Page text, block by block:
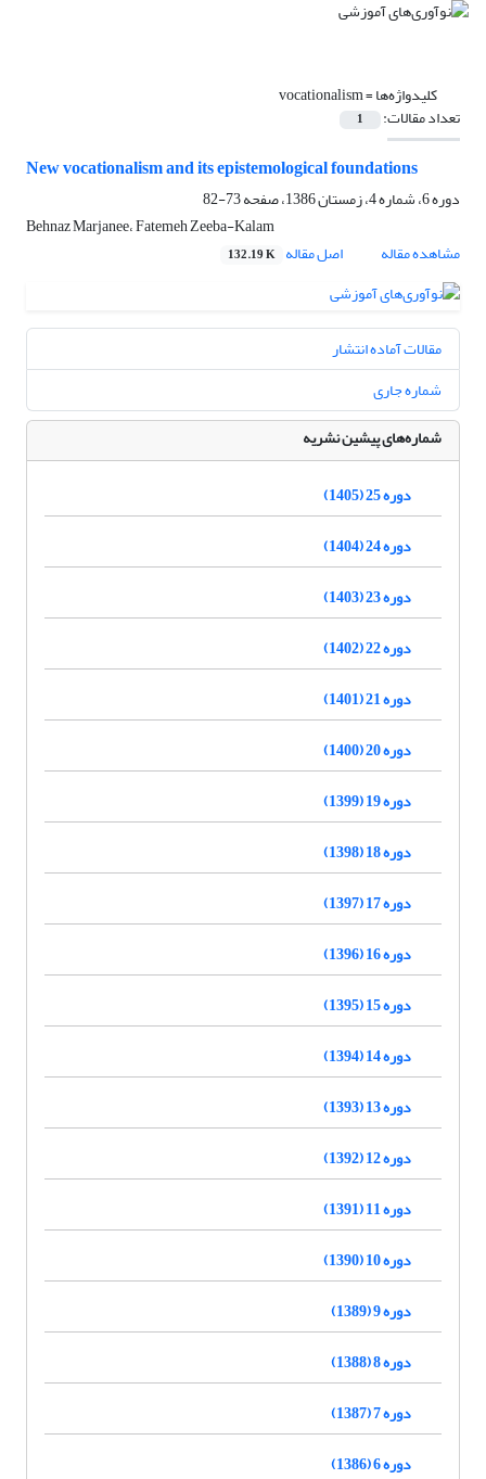
کلیدواژه‌ها =vocationalism
تعداد مقالات: 1
New vocationalism and its epistemological foundations
دوره 6، شماره 4، زمستان 1386، صفحه
73-82
Behnaz Marjanee، Fatemeh Zeeba-Kalam
مشاهده مقاله
اصل مقاله 132.19 K
مقالات آماده انتشار
شماره جاری
شماره‌های پیشین نشریه
دوره 25 (1405)
دوره 24 (1404)
دوره 23 (1403)
دوره 22 (1402)
دوره 21 (1401)
دوره 20 (1400)
دوره 19 (1399)
دوره 18 (1398)
دوره 17 (1397)
دوره 16 (1396)
دوره 15 (1395)
دوره 14 (1394)
دوره 13 (1393)
دوره 12 (1392)
دوره 11 (1391)
دوره 10 (1390)
دوره 9 (1389)
دوره 8 (1388)
دوره 7 (1387)
دوره 6 (1386)